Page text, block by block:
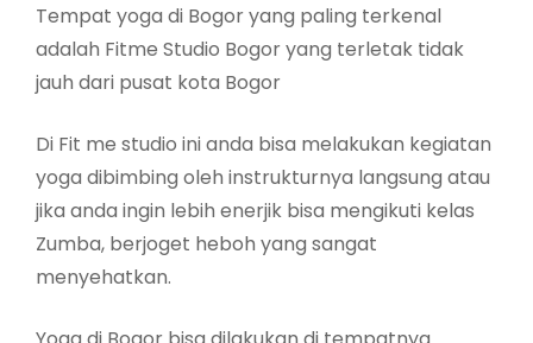
Tempat yoga di Bogor yang paling terkenal
adalah Fitme Studio Bogor yang terletak tidak
jauh dari pusat kota Bogor
Di Fit me studio ini anda bisa melakukan kegiatan
yoga dibimbing oleh instrukturnya langsung atau
jika anda ingin lebih enerjik bisa mengikuti kelas
Zumba, berjoget heboh yang sangat
menyehatkan.